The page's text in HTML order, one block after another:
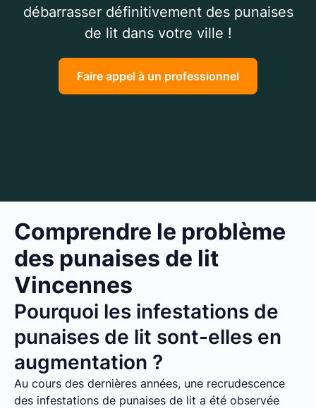
débarrasser définitivement des punaises
de lit dans votre ville !
Faire appel à un professionnel
Comprendre le problème
des punaises de lit
Vincennes
Pourquoi les infestations de
punaises de lit sont-elles en
augmentation ?
Au cours des dernières années, une recrudescence
des infestations de punaises de lit a été observée